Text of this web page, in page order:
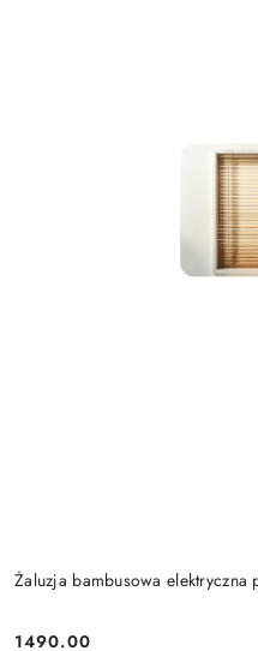
Żaluzja bambusowa elektryczna
1490.00